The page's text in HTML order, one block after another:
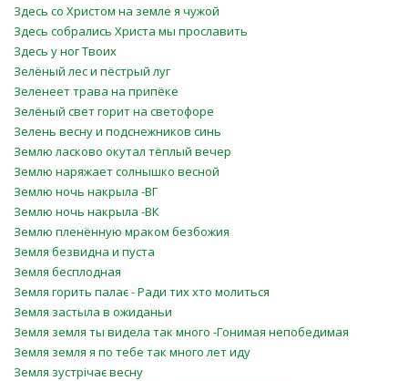
Здесь со Христом на земле я чужой
Здесь собрались Христа мы прославить
Здесь у ног Твоих
Зелёный лес и пёстрый луг
Зеленеет трава на припёке
Зелёный свет горит на светофоре
Зелень весну и подснежников синь
Землю ласково окутал тёплый вечер
Землю наряжает солнышко весной
Землю ночь накрыла -ВГ
Землю ночь накрыла -ВК
Землю пленённую мраком безбожия
Земля безвидна и пуста
Земля бесплодная
Земля горить палає - Ради тих хто молиться
Земля застыла в ожиданьи
Земля земля ты видела так много -Гонимая непобедимая
Земля земля я по тебе так много лет иду
Земля зустрічає весну